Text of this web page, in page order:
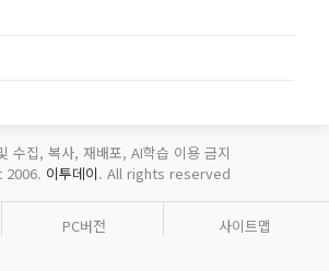
수집, 복사, 재배포, AI학습 이용 금지
2006. 이투데이. All rights reserved
PC버전 사이트맵